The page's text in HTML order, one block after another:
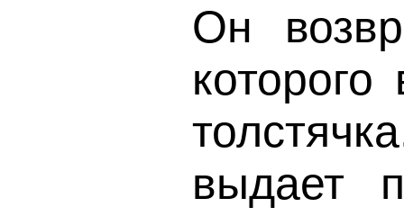
Он
которого
выдает